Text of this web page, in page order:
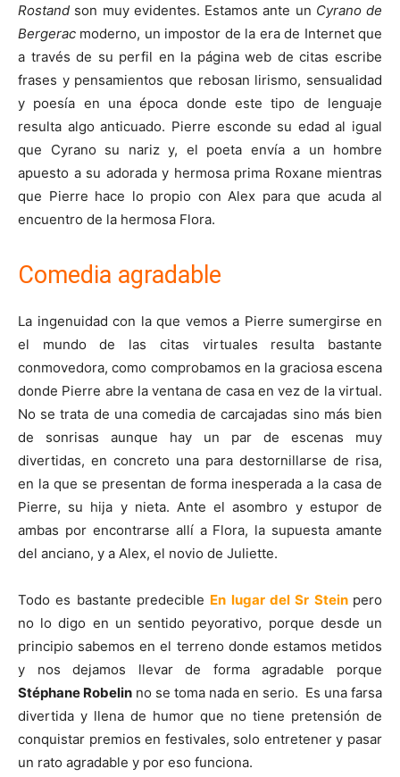
Rostand son muy evidentes. Estamos ante un Cyrano de
Bergerac moderno, un impostor de la era de Internet que
a través de su perfil en la página web de citas escribe
frases y pensamientos que rebosan lirismo, sensualidad
y poesía en una época donde este tipo de lenguaje
resulta algo anticuado. Pierre esconde su edad al igual
que Cyrano su nariz y, el poeta envía a un hombre
apuesto a su adorada y hermosa prima Roxane mientras
que Pierre hace lo propio con Alex para que acuda al
encuentro de la hermosa Flora.
Comedia agradable
La ingenuidad con la que vemos a Pierre sumergirse en
el mundo de las citas virtuales resulta bastante
conmovedora, como comprobamos en la graciosa escena
donde Pierre abre la ventana de casa en vez de la virtual.
No se trata de una comedia de carcajadas sino más bien
de sonrisas aunque hay un par de escenas muy
divertidas, en concreto una para destornillarse de risa,
en la que se presentan de forma inesperada a la casa de
Pierre, su hija y nieta. Ante el asombro y estupor de
ambas por encontrarse allí a Flora, la supuesta amante
del anciano, y a Alex, el novio de Juliette.
Todo es bastante predecible En lugar del Sr Stein pero
no lo digo en un sentido peyorativo, porque desde un
principio sabemos en el terreno donde estamos metidos
y nos dejamos llevar de forma agradable porque
Stéphane Robelin no se toma nada en serio. Es una farsa
divertida y llena de humor que no tiene pretensión de
conquistar premios en festivales, solo entretener y pasar
un rato agradable y por eso funciona.